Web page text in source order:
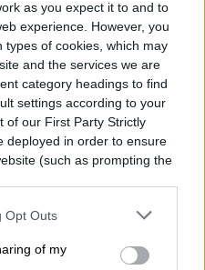
as you expect it to and to
experience. However, you
of cookies, which may
and the services we are
category headings to find
settings according to your
of our First Party Strictly
deployed in order to ensure
(such as prompting the
Opt Outs
of my